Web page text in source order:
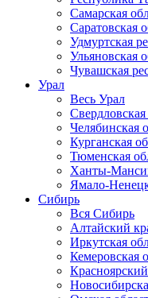
Самарская
Саратовская
Удмуртская
Ульяновская
Чувашская
Урал
Весь Урал
Свердловская
Челябинская
Курганская
Тюменская
Ханты-
Ямало-
Сибирь
Вся Сибирь
Алтайский
Иркутская
Кемеровская